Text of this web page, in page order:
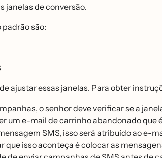
janelas de conversão.
são:
ajustar essas janelas. Para obter
o senhor deve verificar se a
um e-mail de carrinho abandonado que
SMS, isso será atribuído ao e-
que isso aconteça é colocar as